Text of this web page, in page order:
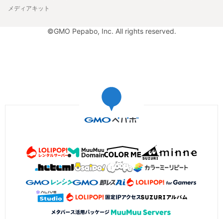
メディアキット
©GMO Pepabo, Inc. All rights reserved.